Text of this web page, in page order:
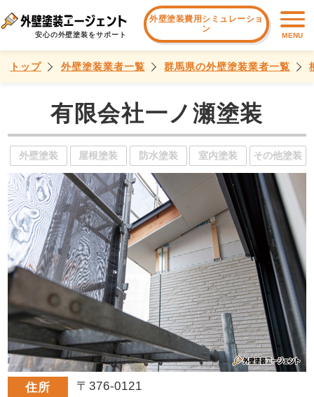
安心の外壁塗装をサポート
外壁塗装費用シミュレーショ
ン
MENU
トップ 外壁塗装業者一覧 群馬県の外壁塗装業者一覧
有限会社一ノ瀬塗装
外壁塗装 屋根塗装 防水塗装 室内塗装 その他塗装
住所
〒376-0121